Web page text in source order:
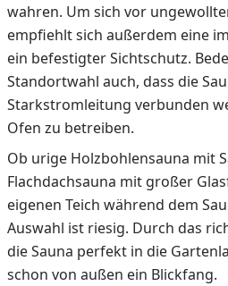
wahren. Um sich vor
empfiehlt sich außerdem eine
ein befestigter Sichtschutz.
Standortwahl auch, dass die
Starkstromleitung verbunden
Ofen zu betreiben.
Ob urige Holzbohlensauna mit
Flachdachsauna mit großer
eigenen Teich während dem
Auswahl ist riesig. Durch das
die Sauna perfekt in die
schon von außen ein Blickfang.